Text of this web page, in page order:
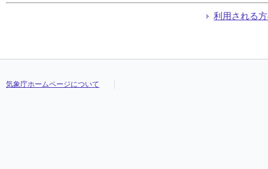
利用される
気象庁ホームページについて